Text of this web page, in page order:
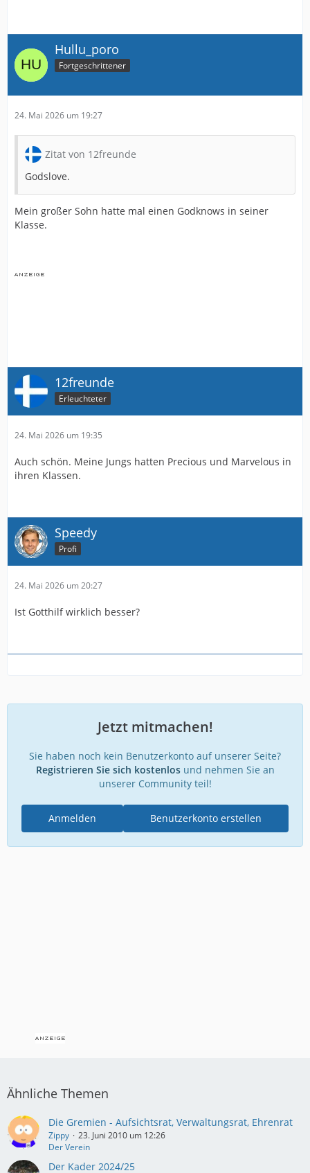
Hullu_poro
Fortgeschrittener
24. Mai 2026 um 19:27
Zitat von 12freunde
Godslove.
Mein großer Sohn hatte mal einen Godknows in seiner
Klasse.
12freunde
Erleuchteter
24. Mai 2026 um 19:35
Auch schön. Meine Jungs hatten Precious und Marvelous in
ihren Klassen.
Speedy
Profi
24. Mai 2026 um 20:27
Ist Gotthilf wirklich besser?
Jetzt mitmachen!
Sie haben noch kein Benutzerkonto auf unserer Seite?
Registrieren Sie sich kostenlosund nehmen Sie an
unserer Community teil!
Benutzerkonto erstellen
Anmelden
Ähnliche Themen
Die Gremien - Aufsichtsrat, Verwaltungsrat, Ehrenrat
Zippy
23. Juni 2010 um 12:26
Der Verein
Der Kader 2024/25